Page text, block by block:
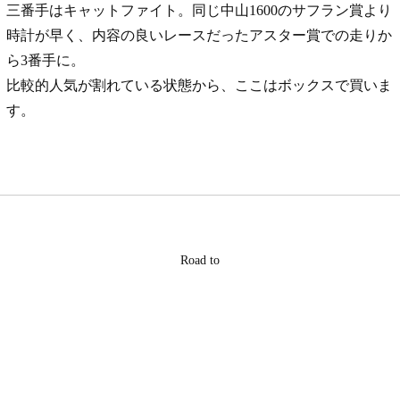
三番手はキャットファイト。同じ中山1600のサフラン賞より
時計が早く、内容の良いレースだったアスター賞での走りか
ら3番手に。
比較的人気が割れている状態から、ここはボックスで買いま
す。
Road to